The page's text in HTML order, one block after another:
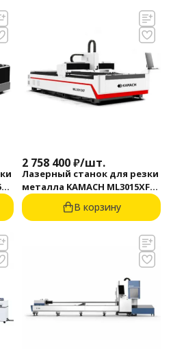
2 758 400₽/шт.
Лазерный станок для резки
металла KAMACH ML3015XF
(1500 Вт)
В корзину